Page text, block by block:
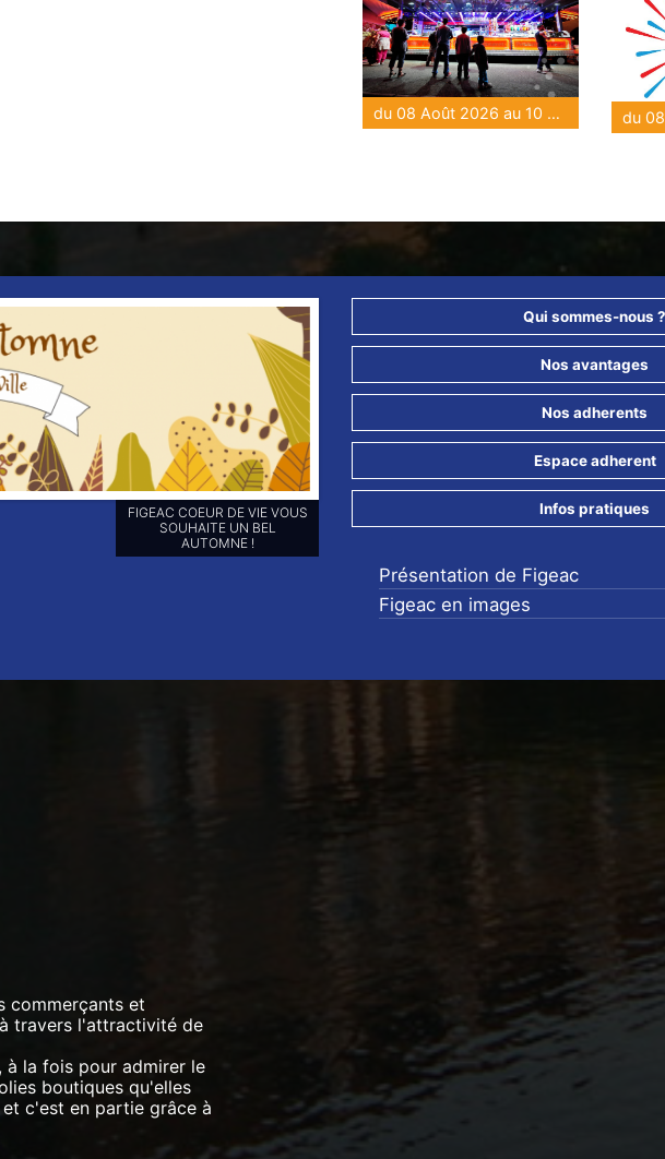
du 08 Août 2026 au 10 Août 2026
RETROUVEZ-NOUS SUR NOS
RÉSEAUX SOCIAUX ET
ABONNEZ-VOUS POUR NE
RIEN LOUPER DE NOS
Qui sommes-nous ?
Nos avantages
Nos adherents
Espace adherent
Infos pratiques
Présentation de Figeac
Figeac en images
commerçants et
travers l'attractivité de
à la fois pour admirer le
boutiques qu'elles
c'est en partie grâce à